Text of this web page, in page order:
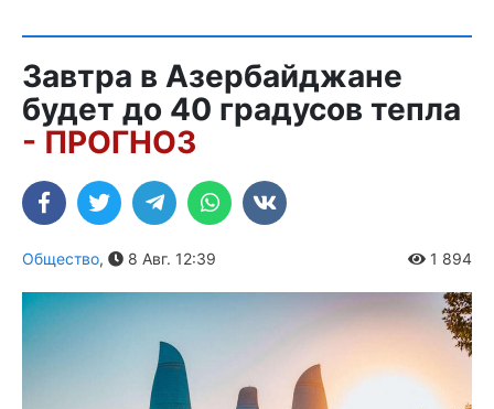
Завтра в Азербайджане
будет до 40 градусов тепла
- ПРОГНОЗ
Общество, 8 Авг. 12:39 1 894